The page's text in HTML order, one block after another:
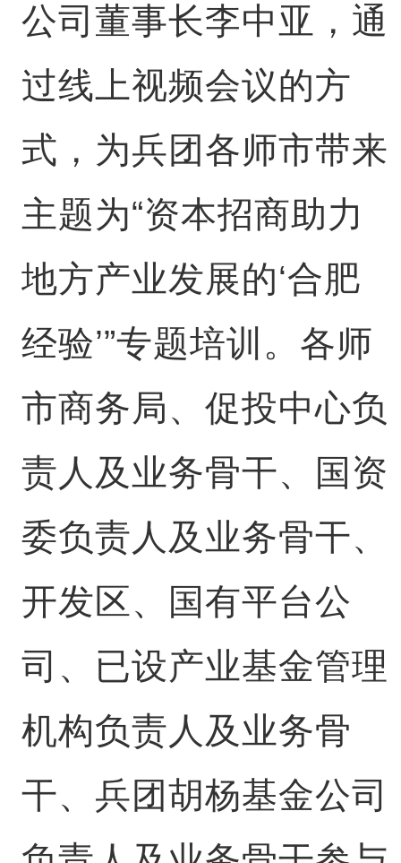
公司董事长李中亚，通
过线上视频会议的方
式，为兵团各师市带来
主题为“资本招商助力
地方产业发展的‘合肥
经验’”专题培训。各师
市商务局、促投中心负
责人及业务骨干、国资
委负责人及业务骨干、
开发区、国有平台公
司、已设产业基金管理
机构负责人及业务骨
干、兵团胡杨基金公司